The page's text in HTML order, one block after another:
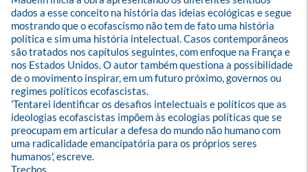
dados a esse conceito na história das ideias ecológicas e segue
mostrando que o ecofascismo não tem de fato uma história
política e sim uma história intelectual. Casos contemporâneos
são tratados nos capítulos seguintes, com enfoque na França e
nos Estados Unidos. O autor também questiona a possibilidade
de o movimento inspirar, em um futuro próximo, governos ou
regimes políticos ecofascistas.
'Tentarei identificar os desafios intelectuais e políticos que as
ideologias ecofascistas impõem às ecologias políticas que se
preocupam em articular a defesa do mundo não humano com
uma radicalidade emancipatória para os próprios seres
humanos', escreve.
Trechos